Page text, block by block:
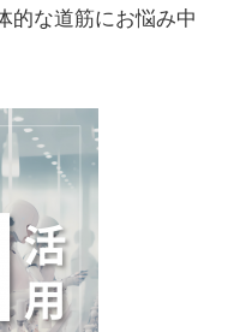
的な道筋にお悩み中